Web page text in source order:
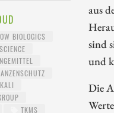
BIOLOGICS
KALI
TKMS
aus
sind
und
Die